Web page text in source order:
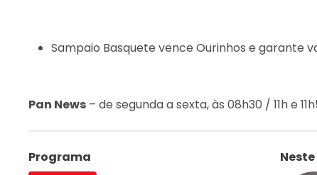
Sampaio Basquete vence Ourinhos e garante
Pan News – de segunda a sexta, às 08h30 / 11h e
Programa